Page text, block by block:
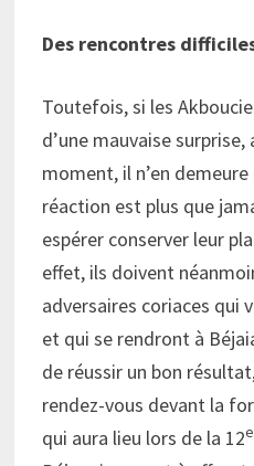
Des rencontres
Toutefois, si les
d’une mauvaise
moment, il n’en
réaction est plus que
espérer conserver leur
effet, ils doivent
adversaires coriaces qui
et qui se rendront à
de réussir un bon
rendez-vous devant la
qui aura lieu lors de la 12e